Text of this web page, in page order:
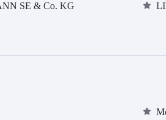
SE & Co. KG